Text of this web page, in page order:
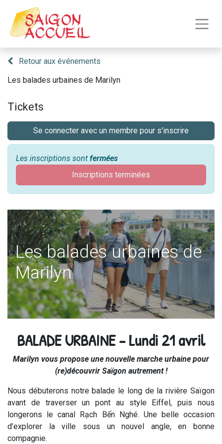
Retour aux événements
Les balades urbaines de Marilyn
Tickets
Se connecter avec un membre pour s'inscrire
Les inscriptions sont fermées
Inscriptions terminées
Les balades urbaines de
Marilyn
BALADE URBAINE – Lundi 21 avril
Marilyn vous propose une nouvelle marche urbaine pour
(re)découvrir Saïgon autrement !
Nous débuterons notre balade le long de la rivière Saïgon
avant de traverser un pont au style Eiffel, puis nous
longerons le canal Rạch Bến Nghé. Une belle occasion
d’explorer la ville sous un nouvel angle, en bonne
compagnie.